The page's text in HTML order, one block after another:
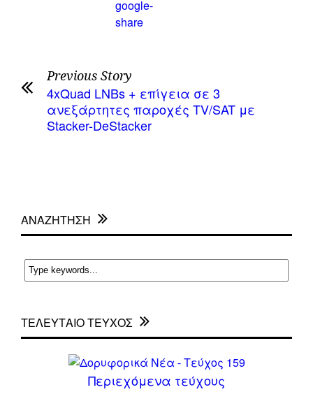
Previous Story
4xQuad LNBs + επίγεια σε 3
ανεξάρτητες παροχές TV/SAT με
Stacker-DeStacker
ΑΝΑΖΗΤΗΣΗ
ΤΕΛΕΥΤΑΙΟ ΤΕΥΧΟΣ
Περιεχόμενα τεύχους